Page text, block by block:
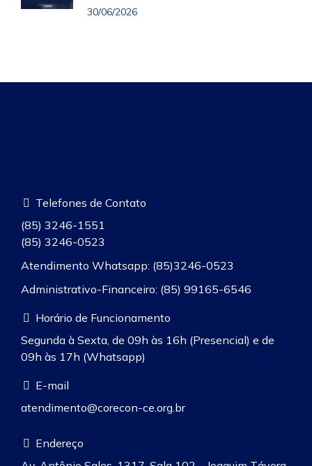
30/06/2026
Telefones de Contato
(85) 3246-1551
(85) 3246-0523
Atendimento Whatsapp: (85)3246-0523
Administrativo-Financeiro: (85) 99165-6546
Horário de Funcionamento
Segunda à Sexta, de 09h às 16h (Presencial) e de
09h às 17h (Whatsapp)
E-mail
atendimento@corecon-ce.org.br
Endereço